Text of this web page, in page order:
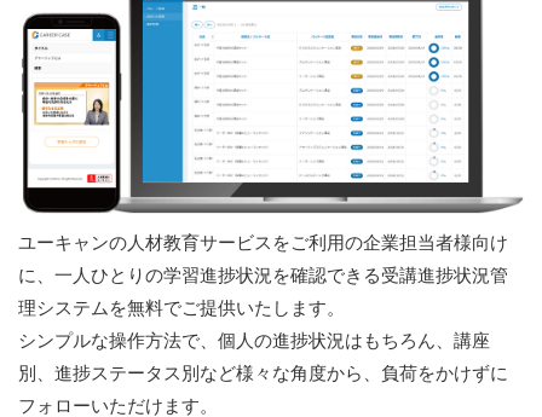
ユーキャンの人材教育サービスをご利用の企業担当者様向け
に、一人ひとりの学習進捗状況を確認できる受講進捗状況管
理システムを無料でご提供いたします。
シンプルな操作方法で、個人の進捗状況はもちろん、講座
別、進捗ステータス別など様々な角度から、負荷をかけずに
フォローいただけます。